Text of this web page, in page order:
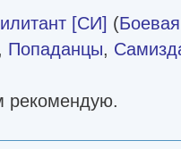
[СИ] (
Попаданцы,
рекомендую.